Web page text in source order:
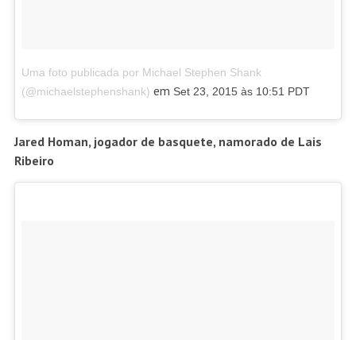
Uma foto publicada por Michael Stephen Shank
(@michaelstephenshank) em Set 23, 2015 às 10:51 PDT
Jared Homan, jogador de basquete, namorado de Lais
Ribeiro